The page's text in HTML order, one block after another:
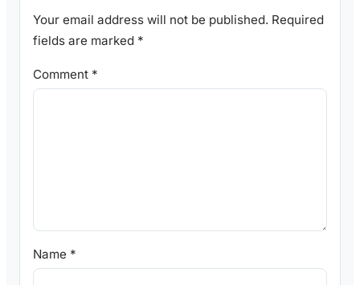
Your email address will not be published. Required
fields are marked *
Comment *
Name *